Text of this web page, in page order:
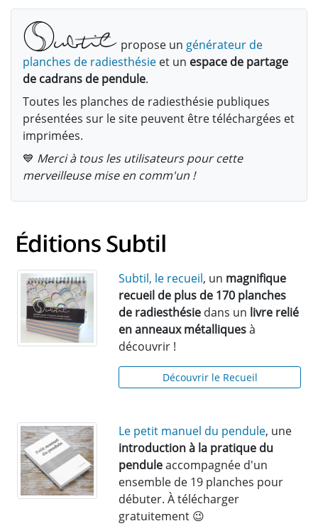
propose un générateur de
planches de radiesthésie et un espace de partage
de cadrans de pendule.
Toutes les planches de radiesthésie publiques
présentées sur le site peuvent être téléchargées et
imprimées.
💙 Merci à tous les utilisateurs pour cette
merveilleuse mise en comm'un !
Subtil, le recueil, un magnifique
recueil de plus de 170 planches
de radiesthésie dans un livre relié
en anneaux métalliquesà
découvrir !
Découvrir le Recueil
Le petit manuel du pendule, une
introduction à la pratique du
penduleaccompagnée d'un
ensemble de 19 planches pour
débuter. À télécharger
gratuitement 😉